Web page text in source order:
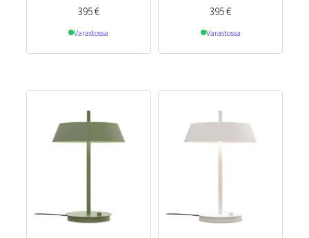
395€
Varastossa
395€
Varastossa